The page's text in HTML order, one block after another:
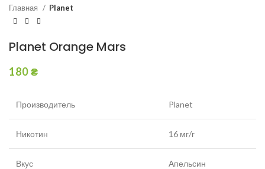
Главная Planet
Planet Orange Mars
180₴
Производитель Planet
Никотин 16 мг/г
Вкус Апельсин